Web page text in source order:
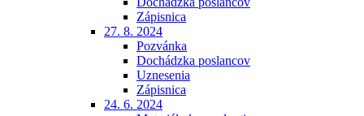
Zápisnica
27. 8. 2024
Pozvánka
Dochádzka poslancov
Uznesenia
Zápisnica
24. 6. 2024